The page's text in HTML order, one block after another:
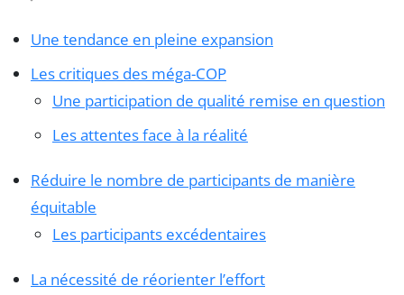
Une tendance en pleine expansion
Les critiques des méga-COP
Une participation de qualité remise en question
Les attentes face à la réalité
Réduire le nombre de participants de manière
équitable
Les participants excédentaires
La nécessité de réorienter l’effort